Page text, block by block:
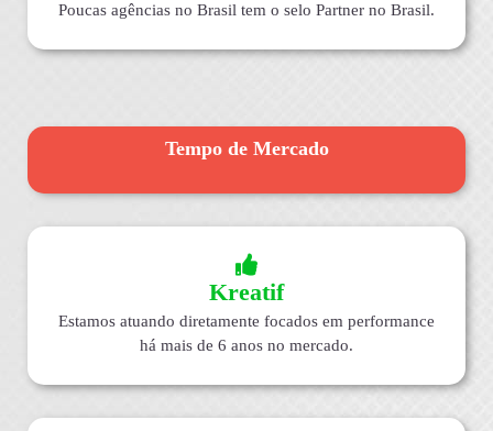
Poucas agências no Brasil tem o selo Partner no Brasil.
Tempo de Mercado
Kreatif
Estamos atuando diretamente focados em performance
há mais de 6 anos no mercado.